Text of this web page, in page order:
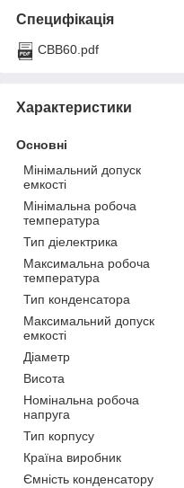
Специфікація
CBB60.pdf
Характеристики
Основні
Мінімальний допуск
емкості
Мінімальна робоча
температура
Тип діелектрика
Максимальна робоча
температура
Тип конденсатора
Максимальний допуск
емкості
Діаметр
Висота
Номінальна робоча
напруга
Тип корпусу
Країна виробник
Ємність конденсатору